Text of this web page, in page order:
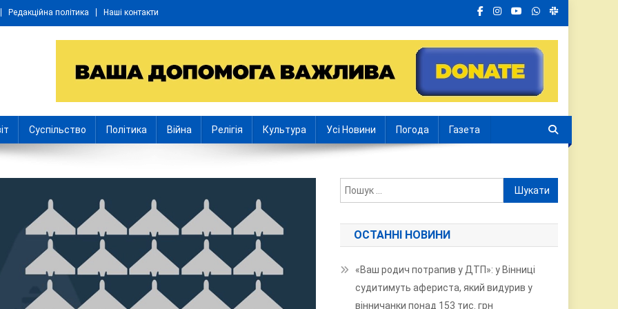
Редакційна політика Наші контакти
Суспільство Політика Війна Релігія Культура Усі Новини Погода Газета
Пошук:
ОСТАННІ НОВИНИ
«Ваш родич потрапив у ДТП»: у Вінниці
судитимуть афериста, який видурив у
вінничанки понад 153 тис. грн